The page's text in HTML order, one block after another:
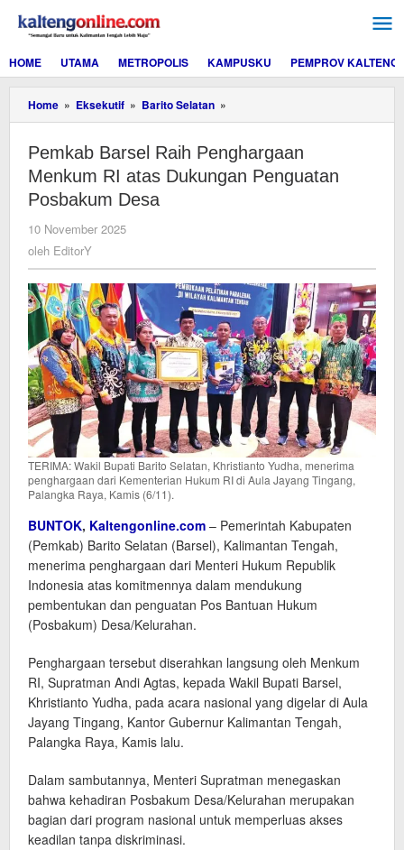
konten
HOME
UTAMA METROPOLIS KAMPUSKU PEMPROV KALTENG
Home » Eksekutif » Barito Selatan »
Barsel
Penghargaan
Menkum
RI
Desa
Pemkab Barsel Raih Penghargaan
Menkum RI atas Dukungan Penguatan
Posbakum Desa
10 November 2025
oleh EditorY
TERIMA: Wakil Bupati Barito Selatan, Khristianto Yudha, menerima
penghargaan dari Kementerian Hukum RI di Aula Jayang Tingang,
Palangka Raya, Kamis (6/11).
BUNTOK, Kaltengonline.com – Pemerintah Kabupaten
(Pemkab) Barito Selatan (Barsel), Kalimantan Tengah,
menerima penghargaan dari Menteri Hukum Republik
Indonesia atas komitmennya dalam mendukung
pembentukan dan penguatan Pos Bantuan Hukum
(Posbakum) Desa/Kelurahan.
Penghargaan tersebut diserahkan langsung oleh Menkum
RI, Supratman Andi Agtas, kepada Wakil Bupati Barsel,
Khristianto Yudha, pada acara nasional yang digelar di Aula
Jayang Tingang, Kantor Gubernur Kalimantan Tengah,
Palangka Raya, Kamis lalu.
Dalam sambutannya, Menteri Supratman menegaskan
bahwa kehadiran Posbakum Desa/Kelurahan merupakan
bagian dari program nasional untuk memperluas akses
keadilan tanpa diskriminasi.